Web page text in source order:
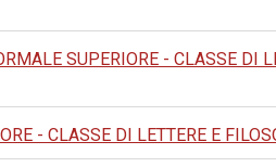
SUPERIORE - CLASSE DI
- CLASSE DI LETTERE E